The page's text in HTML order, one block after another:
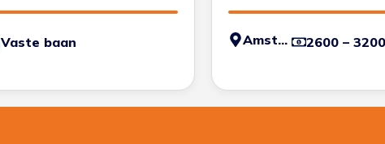
Vaste baan Amsterdam 2600 – 3200